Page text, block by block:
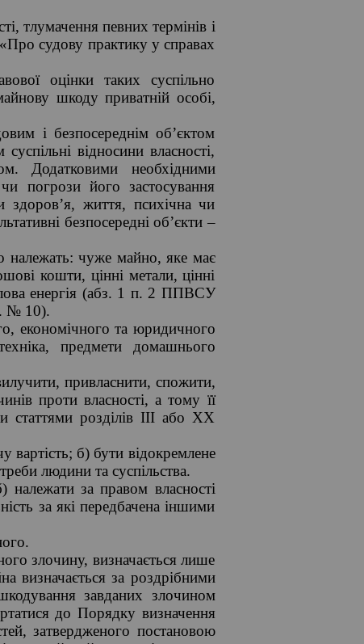
тлумачення певних термінів і
судову практику у справах
оцінки таких суспільно
шкоду приватній особі,
і безпосереднім об’єктом
відносини власності,
Додатковими необхідними
погрози його застосування
здоров’я, життя, психічна чи
безпосередні об’єкти –
належать: чуже майно, яке має
кошти, цінні метали, цінні
енергія (абз. 1 п. 2 ППВСУ
№ 10).
економічного та юридичного
предмети домашнього
привласнити, спожити,
проти власності, а тому її
статтями розділів III або XX
б) бути відокремлене
людини та суспільства.
за правом власності
за які передбачена іншими
злочину, визначається лише
визначається за роздрібними
завданих злочином
до Порядку визначення
затвердженого постановою